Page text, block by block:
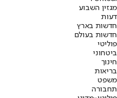
מגזין השבוע
דעות
חדשות בארץ
חדשות בעולם
פוליטי
ביטחוני
חינוך
בריאות
משפט
תחבורה